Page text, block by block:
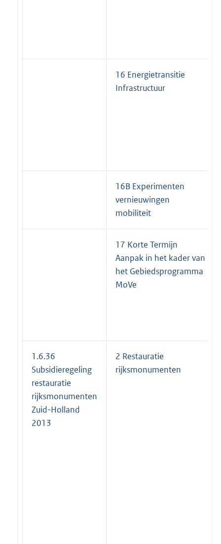
16 Energietransitie
Infrastructuur
16B Experimenten
vernieuwingen
mobiliteit
17 Korte Termijn
Aanpak in het kader van
het Gebiedsprogramma
MoVe
1.6.36
Subsidieregeling
restauratie
rijksmonumenten
Zuid-Holland
2013
2 Restauratie
rijksmonumenten